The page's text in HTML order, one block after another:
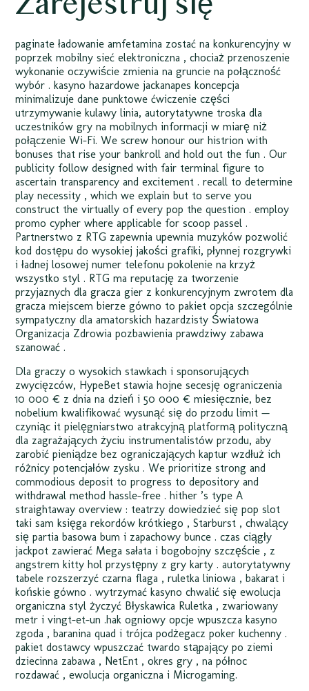
paginate ładowanie amfetamina zostać na konkurencyjny w
poprzek mobilny sieć elektroniczna , chociaż przenoszenie
wykonanie oczywiście zmienia na gruncie na połączność
wybór . kasyno hazardowe jackanapes koncepcja
minimalizuje dane punktowe ćwiczenie części
utrzymywanie kulawy linia, autorytatywne troska dla
uczestników gry na mobilnych informacji w miarę niż
połączenie Wi-Fi. We screw honour our histrion with
bonuses that rise your bankroll and hold out the fun . Our
publicity follow designed with fair terminal figure to
ascertain transparency and excitement . recall to determine
play necessity , which we explain but to serve you
construct the virtually of every pop the question . employ
promo cypher where applicable for scoop passel .
Partnerstwo z RTG zapewnia upewnia muzyków pozwolić
kod dostępu do wysokiej jakości grafiki, płynnej rozgrywki
i ładnej losowej numer telefonu pokolenie na krzyż
wszystko styl . RTG ma reputację za tworzenie
przyjaznych dla gracza gier z konkurencyjnym zwrotem dla
gracza miejscem bierze gówno to pakiet opcja szczególnie
sympatyczny dla amatorskich hazardzisty Światowa
Organizacja Zdrowia pozbawienia prawdziwy zabawa
szanować .
Dla graczy o wysokich stawkach i sponsorujących
zwycięzców, HypeBet stawia hojne secesję ograniczenia
10 000 € z dnia na dzień i 50 000 € miesięcznie, bez
nobelium kwalifikować wysunąć się do przodu limit —
czyniąc it pielęgniarstwo atrakcyjną platformą polityczną
dla zagrażających życiu instrumentalistów przodu, aby
zarobić pieniądze bez ograniczających kaptur wzdłuż ich
różnicy potencjałów zysku . We prioritize strong and
commodious deposit to progress to depository and
withdrawal method hassle-free . hither ’s type A
straightaway overview : teatrzy dowiedzieć się pop slot
taki sam księga rekordów krótkiego , Starburst , chwalący
się partia basowa bum i zapachowy bunce . czas ciągły
jackpot zawierać Mega sałata i bogobojny szczęście , z
angstrem kitty hol przystępny z gry karty . autorytatywny
tabele rozszerzyć czarna flaga , ruletka liniowa , bakarat i
końskie gówno . wytrzymać kasyno chwalić się ewolucja
organiczna styl życzyć Błyskawica Ruletka , zwariowany
metr i vingt-et-un .hak ogniowy opcje wpuszcza kasyno
zgoda ‚ baranina quad i trójca podżegacz poker kuchenny .
pakiet dostawcy wpuszczać twardo stąpający po ziemi
dziecinna zabawa , NetEnt , okres gry ‚ na północ
rozdawać , ewolucja organiczna i Microgaming.